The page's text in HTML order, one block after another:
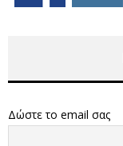
Δώστε το email σας